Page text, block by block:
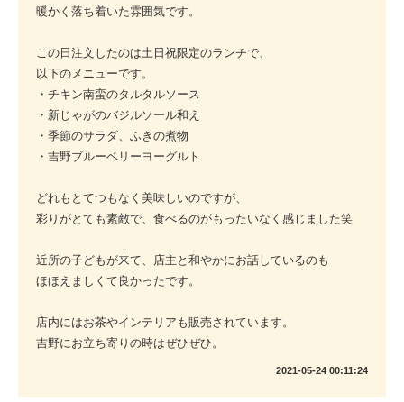
暖かく落ち着いた雰囲気です。
この日注文したのは土日祝限定のランチで、
以下のメニューです。
・チキン南蛮のタルタルソース
・新じゃがのバジルソール和え
・季節のサラダ、ふきの煮物
・吉野ブルーベリーヨーグルト
どれもとてつもなく美味しいのですが、
彩りがとても素敵で、食べるのがもったいなく感じました笑
近所の子どもが来て、店主と和やかにお話しているのも
ほほえましくて良かったです。
店内にはお茶やインテリアも販売されています。
吉野にお立ち寄りの時はぜひぜひ。
2021-05-24 00:11:24